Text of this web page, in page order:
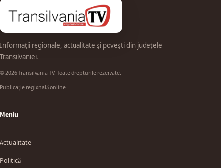
Informații regionale, actualitate și povești din județele
Transilvaniei.
© 2026 Transilvania TV. Toate drepturile rezervate.
Publicație regională online
Meniu
Actualitate
Politică